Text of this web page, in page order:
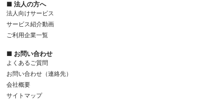
■ 法人の方へ
法人向けサービス
サービス紹介動画
ご利用企業一覧
■ お問い合わせ
よくあるご質問
お問い合わせ（連絡先）
会社概要
サイトマップ